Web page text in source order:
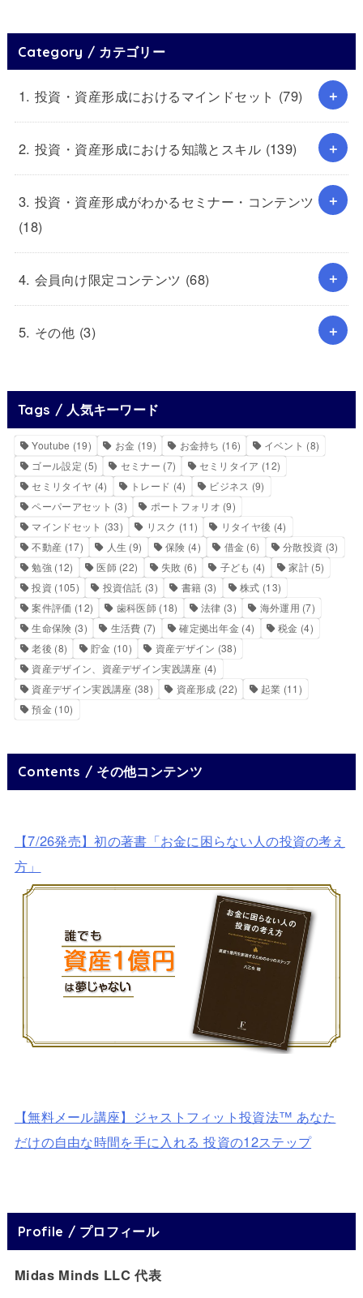
Category / カテゴリー
1. 投資・資産形成におけるマインドセット (79)
2. 投資・資産形成における知識とスキル (139)
3. 投資・資産形成がわかるセミナー・コンテンツ
(18)
4. 会員向け限定コンテンツ (68)
5. その他 (3)
Tags / 人気キーワード
Youtube (19) お金 (19) お金持ち (16) イベント (8)
ゴール設定 (5) セミナー (7) セミリタイア (12)
セミリタイヤ (4) トレード (4) ビジネス (9)
ペーパーアセット (3) ポートフォリオ (9)
マインドセット (33) リスク (11) リタイヤ後 (4)
不動産 (17) 人生 (9) 保険 (4) 借金 (6) 分散投資 (3)
勉強 (12) 医師(22) 失敗 (6) 子ども (4) 家計(5)
投資 (105) 投資信託 (3) 書籍 (3) 株式 (13)
案件評価 (12) 歯科医師 (18) 法律 (3) 海外運用 (7)
生命保険 (3) 生活費 (7) 確定拠出年金 (4) 税金 (4)
老後 (8) 貯金 (10) 資産デザイン (38)
資産デザイン、資産デザイン実践講座 (4)
資産デザイン実践講座 (38) 資産形成 (22) 起業 (11)
預金 (10)
Contents / その他コンテンツ
【7/26発売】初の著書「お金に困らない人の投資の考え
方」
【無料メール講座】ジャストフィット投資法™ あなた
だけの自由な時間を手に入れる 投資の12ステップ
Profile / プロフィール
Midas Minds LLC 代表